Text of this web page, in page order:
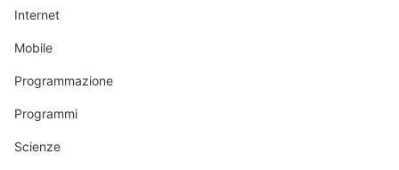
Internet
Mobile
Programmazione
Programmi
Scienze